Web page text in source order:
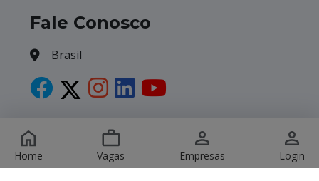
Home Vagas Empresas Login
Fale Conosco
Brasil
Copyright © 2026 Havagas. All Rights Reserved.